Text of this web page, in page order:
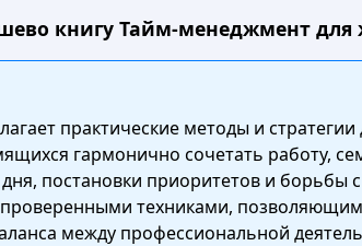
книгу Тайм-менеджмент для
практические методы и
гармонично сочетать работу,
постановки приоритетов и борьбы
техниками,
между профессиональной